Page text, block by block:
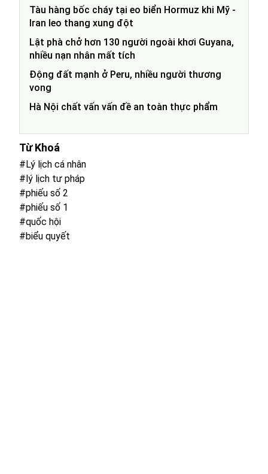
Tàu hàng bốc cháy tại eo biển Hormuz khi Mỹ -
Iran leo thang xung đột
Lật phà chở hơn 130 người ngoài khơi Guyana,
nhiều nạn nhân mất tích
Động đất mạnh ở Peru, nhiều người thương
vong
Hà Nội chất vấn vấn đề an toàn thực phẩm
Từ Khoá
#Lý lịch cá nhân
#lý lịch tư pháp
#phiếu số 2
#phiếu số 1
#quốc hội
#biểu quyết